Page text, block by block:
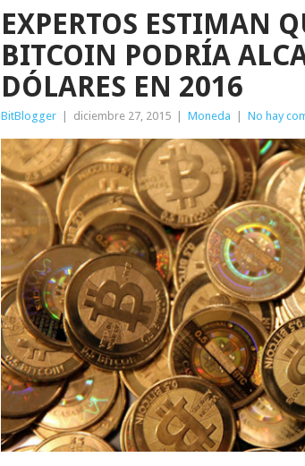
EXPERTOS ESTIMAN
BITCOIN PODRÍA
DÓLARES EN 2016
BitBlogger diciembre 27, 2015 Moneda No hay